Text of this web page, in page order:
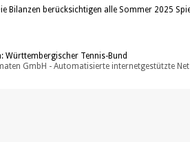
Bilanzen berücksichtigen alle Sommer 2025
Württembergischer Tennis-Bund
GmbH - Automatisierte internetgestützte